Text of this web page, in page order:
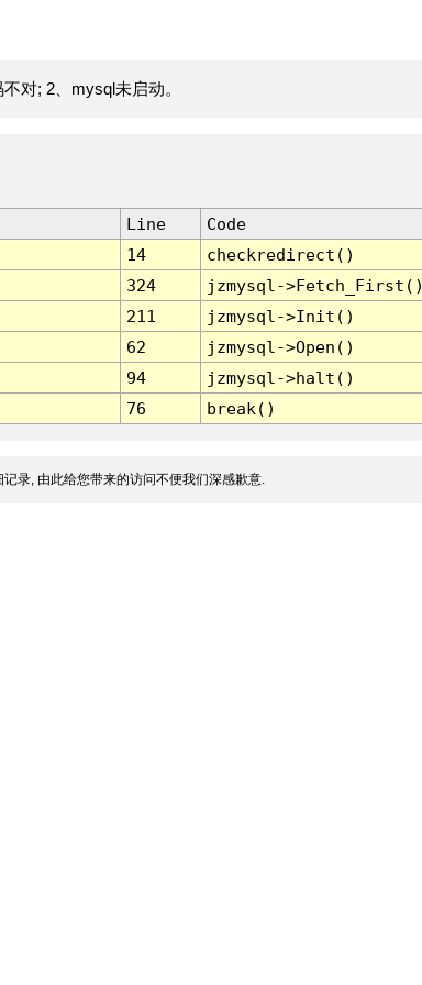
对; 2、mysql未启动。
Line
Code
14
checkredirect()
324
jzmysql-
211
jzmysql->Init()
62
jzmysql->Open()
94
jzmysql->halt()
76 break()
录, 由此给您带来的访问不便我们深感歉意.